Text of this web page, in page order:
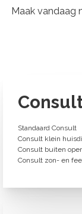
Maak vandaag
Standaard Consult
Consult klein
Consult buiten
Consult zon- en